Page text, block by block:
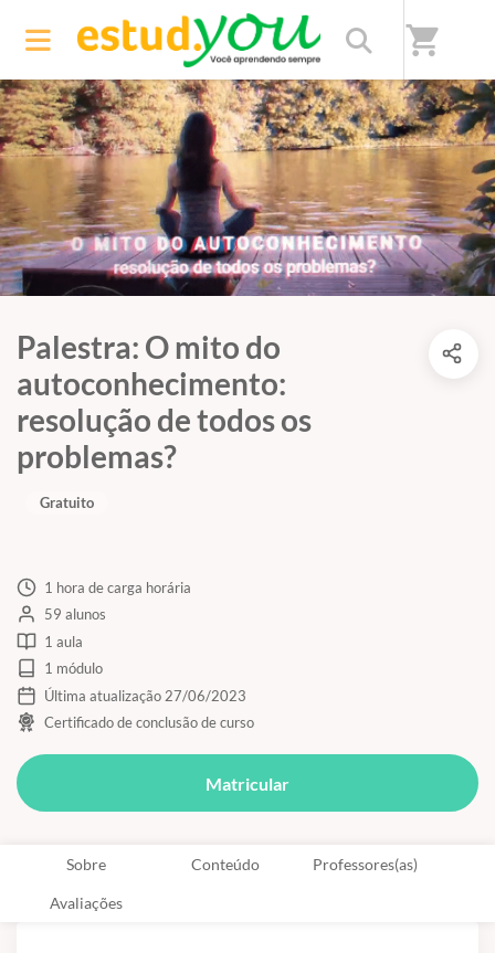
shopping_cart
Palestra: O mito do
autoconhecimento:
resolução de todos os
problemas?
Gratuito
1 hora de carga horária
59 alunos
1 aula
1 módulo
Última atualização 27/06/2023
Certificado de conclusão de curso
Matricular
Sobre Conteúdo Professores(as)
Avaliações